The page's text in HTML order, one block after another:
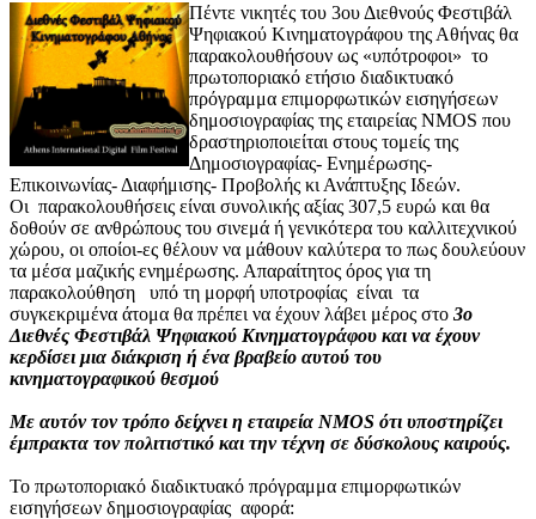
Πέντε νικητές του 3ου Διεθνούς Φεστιβάλ
Ψηφιακού Κινηματογράφου της Αθήνας θα
παρακολουθήσουν ως «υπότροφοι» το
πρωτοποριακό ετήσιο διαδικτυακό
πρόγραμμα επιμορφωτικών εισηγήσεων
δημοσιογραφίας της εταιρείας NMOS που
δραστηριοποιείται στους τομείς της
Δημοσιογραφίας- Ενημέρωσης-
Επικοινωνίας- Διαφήμισης- Προβολής κι Ανάπτυξης Ιδεών.
Οι παρακολουθήσεις είναι συνολικής αξίας 307,5 ευρώ και θα
δοθούν σε ανθρώπους του σινεμά ή γενικότερα του καλλιτεχνικού
χώρου, οι οποίοι-ες θέλουν να μάθουν καλύτερα το πως δουλεύουν
τα μέσα μαζικής ενημέρωσης. Απαραίτητος όρος για τη
παρακολούθηση υπό τη μορφή υποτροφίας είναι τα
συγκεκριμένα άτομα θα πρέπει να έχουν λάβει μέρος στο 3ο
Διεθνές Φεστιβάλ Ψηφιακού Κινηματογράφου και να έχουν
κερδίσει μια διάκριση ή ένα βραβείο αυτού του
κινηματογραφικού θεσμού
Με αυτόν τον τρόπο δείχνει η εταιρεία NMOS ότι υποστηρίζει
έμπρακτα τον πολιτιστικό και την τέχνη σε δύσκολους καιρούς.
Το πρωτοποριακό διαδικτυακό πρόγραμμα επιμορφωτικών
εισηγήσεων δημοσιογραφίας αφορά: